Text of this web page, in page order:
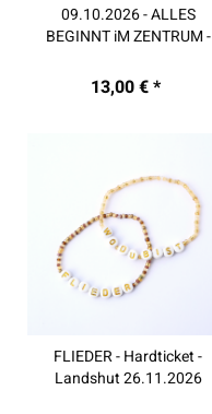
09.10.2026 - ALLES
BEGINNT iM ZENTRUM -
13,00 € *
FLIEDER - Hardticket -
Landshut 26.11.2026